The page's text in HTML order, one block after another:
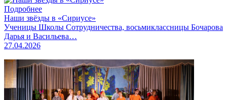
Подробнее
Наши звёзды в «Сириусе»
Ученицы Школы Сотрудничества, восьмиклассницы Бочарова
Дарья и Васильева…
27.04.2026